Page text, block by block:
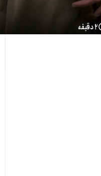
۲ دقیقه